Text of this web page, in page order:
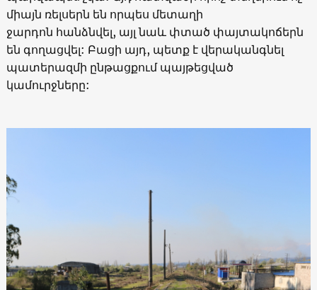
միայն ռելսերն են որպես մետաղի
ջարդոն հանձնվել, այլ նաև փտած փայտակոճերն
են գողացվել: Բացի այդ, պետք է վերականգնել
պատերազմի ընթացքում պայթեցված
կամուրջները: